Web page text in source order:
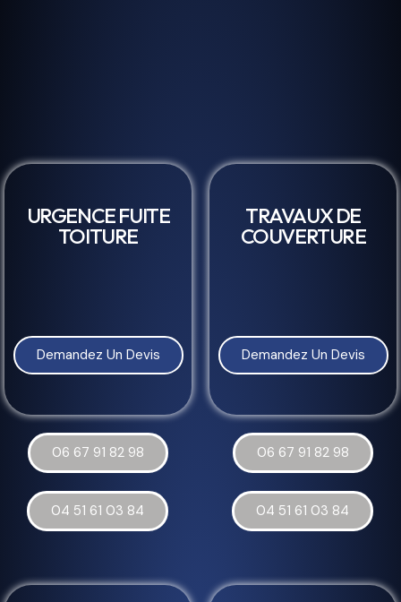
URGENCE FUITE
TOITURE
Demandez Un Devis
06 67 91 82 98
04 51 61 03 84
TRAVAUX DE
COUVERTURE
Demandez Un Devis
06 67 91 82 98
04 51 61 03 84